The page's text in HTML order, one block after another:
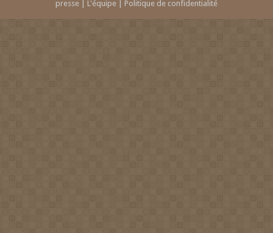
presse | L'équipe | Politique de confidentialité